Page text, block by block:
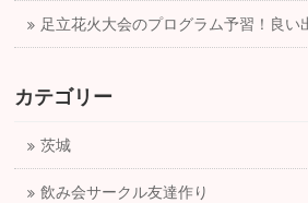
足立花火大会のプログラム予習！良い
カテゴリー
茨城
飲み会サークル友達作り